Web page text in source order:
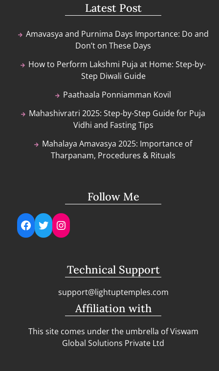
Latest Post
Amavasya and Purnima Days Importance: Do and
Don’t on These Days
How to Perform Lakshmi Puja at Home: Step-by-
Step Diwali Guide
Paathaala Ponniamman Kovil
Mahashivratri 2025: Step-by-Step Guide for Puja
Vidhi and Fasting Tips
Mahalaya Amavasya 2025: Importance of
Tharpanam, Procedures & Rituals
Follow Me
Facebook
TwitterInstagram
Technical Support
support@lightuptemples.com
Affiliation with
This site comes under the umbrella of Viswam
Global Solutions Private Ltd